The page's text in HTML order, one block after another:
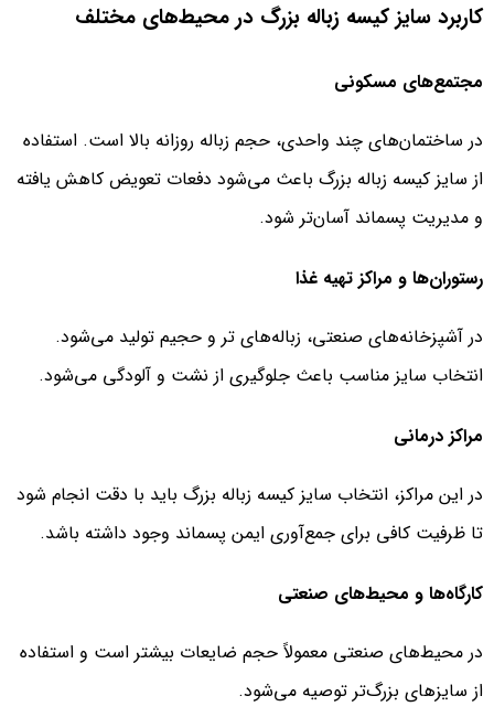
کاربرد سایز کیسه زباله بزرگ در محیط‌های مختلف
مجتمع‌های مسکونی
در ساختمان‌های چند واحدی، حجم زباله روزانه بالا است. استفاده
از سایز کیسه زباله بزرگ باعث می‌شود دفعات تعویض کاهش یافته
و مدیریت پسماند آسان‌تر شود.
رستوران‌ها و مراکز تهیه غذا
در آشپزخانه‌های صنعتی، زباله‌های تر و حجیم تولید می‌شود.
انتخاب سایز مناسب باعث جلوگیری از نشت و آلودگی می‌شود.
مراکز درمانی
در این مراکز، انتخاب سایز کیسه زباله بزرگ باید با دقت انجام شود
تا ظرفیت کافی برای جمع‌آوری ایمن پسماند وجود داشته باشد.
کارگاه‌ها و محیط‌های صنعتی
در محیط‌های صنعتی معمولاً حجم ضایعات بیشتر است و استفاده
از سایزهای بزرگ‌تر توصیه می‌شود.